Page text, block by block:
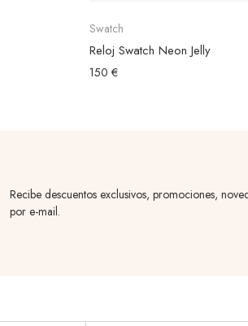
Swatch
Reloj Swatch Neon Jelly
150 €
Recibe descuentos exclusivos, promociones,
por e-mail.